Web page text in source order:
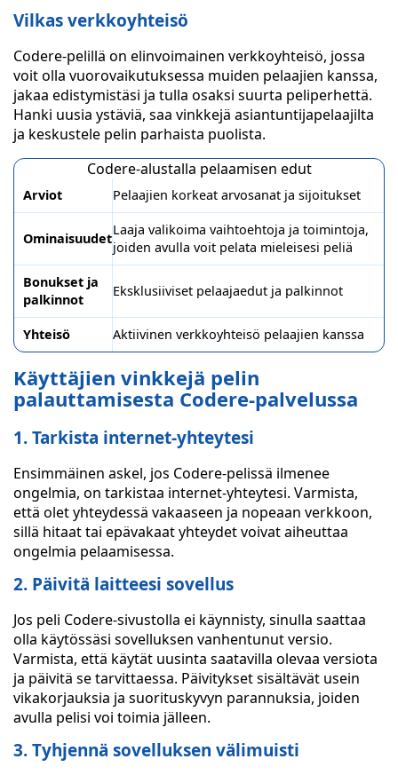
Vilkas verkkoyhteisö
Codere-pelillä on elinvoimainen verkkoyhteisö, jossa
voit olla vuorovaikutuksessa muiden pelaajien kanssa,
jakaa edistymistäsi ja tulla osaksi suurta peliperhettä.
Hanki uusia ystäviä, saa vinkkejä asiantuntijapelaajilta
ja keskustele pelin parhaista puolista.
Codere-alustalla pelaamisen edut
Arviot Pelaajien korkeat arvosanat ja sijoitukset
Ominaisuudet
Laaja valikoima vaihtoehtoja ja toimintoja,
joiden avulla voit pelata mieleisesi peliä
Bonukset ja
palkinnot
Eksklusiiviset pelaajaedut ja palkinnot
Yhteisö Aktiivinen verkkoyhteisö pelaajien kanssa
Käyttäjien vinkkejä pelin
palauttamisesta Codere-palvelussa
1. Tarkista internet-yhteytesi
Ensimmäinen askel, jos Codere-pelissä ilmenee
ongelmia, on tarkistaa internet-yhteytesi. Varmista,
että olet yhteydessä vakaaseen ja nopeaan verkkoon,
sillä hitaat tai epävakaat yhteydet voivat aiheuttaa
ongelmia pelaamisessa.
2. Päivitä laitteesi sovellus
Jos peli Codere-sivustolla ei käynnisty, sinulla saattaa
olla käytössäsi sovelluksen vanhentunut versio.
Varmista, että käytät uusinta saatavilla olevaa versiota
ja päivitä se tarvittaessa. Päivitykset sisältävät usein
vikakorjauksia ja suorituskyvyn parannuksia, joiden
avulla pelisi voi toimia jälleen.
3. Tyhjennä sovelluksen välimuisti